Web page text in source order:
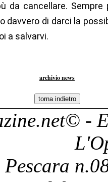
da cancellare.
davvero di darci la
a salvarvi.
archivio news
© -